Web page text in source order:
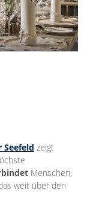
Seefeld zeigt
Menschen,
weit über den